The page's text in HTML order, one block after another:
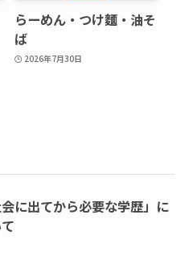
らーめん・つけ麵・油そ
ば
2026年7月30日
会に出てから必要な学歴」に